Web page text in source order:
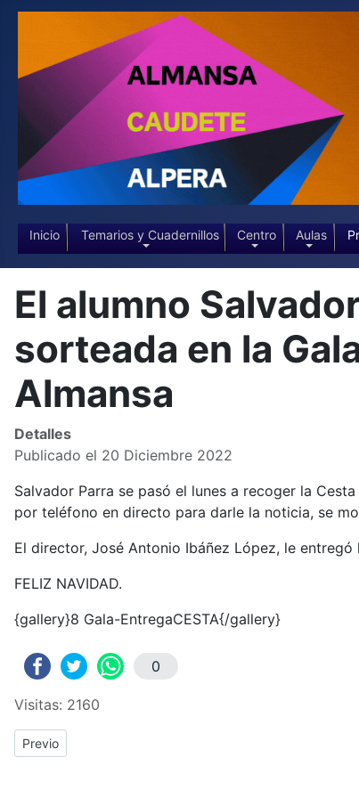
Inicio Temarios y Cuadernillos Centro Aulas
El alumno
sorteada en la
Almansa
Detalles
Publicado el 20 Diciembre 2022
Salvador Parra se pasó el lunes a recoger la
por teléfono en directo para darle la noticia, se
El director, José Antonio Ibáñez López, le
FELIZ NAVIDAD.
{gallery}8 Gala-EntregaCESTA{/gallery}
0
Visitas: 2160
Previous article: OS DESEAMOS A TODOS/AS FELIZ
Previo